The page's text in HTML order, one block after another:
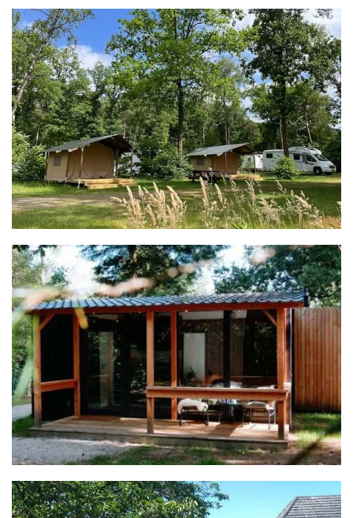
MEER INFO
MEER INFO